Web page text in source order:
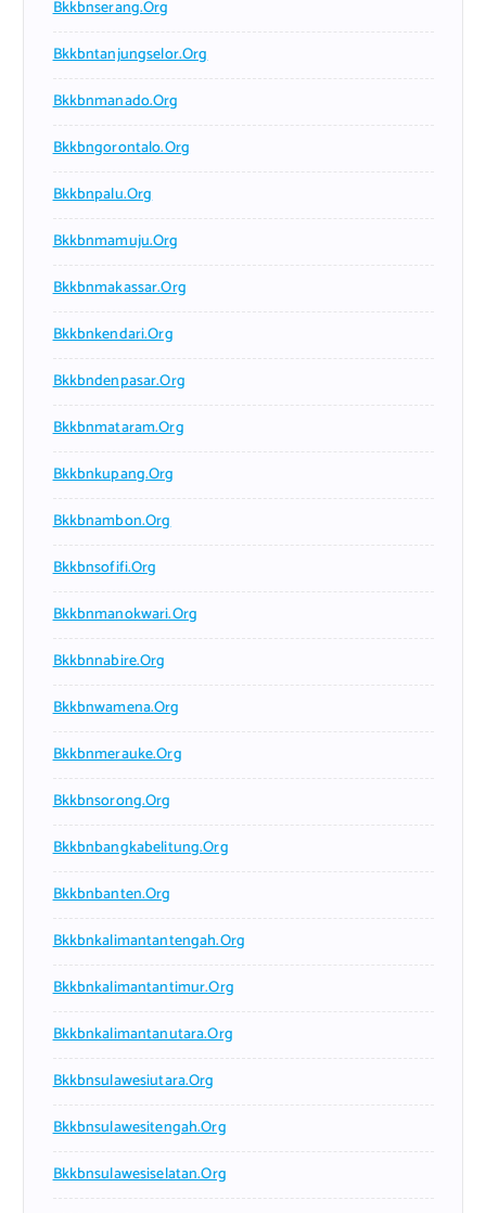
Bkkbnserang.org
Bkkbntanjungselor.org
Bkkbnmanado.org
Bkkbngorontalo.org
Bkkbnpalu.org
Bkkbnmamuju.org
Bkkbnmakassar.org
Bkkbnkendari.org
Bkkbndenpasar.org
Bkkbnmataram.org
Bkkbnkupang.org
Bkkbnambon.org
Bkkbnsofifi.org
Bkkbnmanokwari.org
Bkkbnnabire.org
Bkkbnwamena.org
Bkkbnmerauke.org
Bkkbnsorong.org
Bkkbnbangkabelitung.org
Bkkbnbanten.org
Bkkbnkalimantantengah.org
Bkkbnkalimantantimur.org
Bkkbnkalimantanutara.org
Bkkbnsulawesiutara.org
Bkkbnsulawesitengah.org
Bkkbnsulawesiselatan.org